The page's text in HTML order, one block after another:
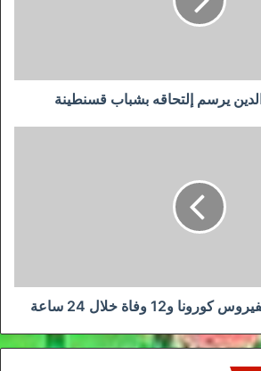
يرسم إلتحاقه بشباب قسنطينة